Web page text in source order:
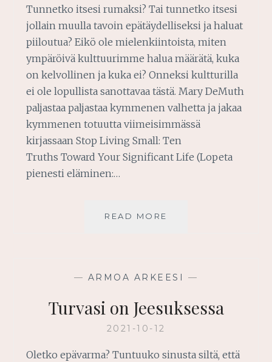
Tunnetko itsesi rumaksi? Tai tunnetko itsesi
jollain muulla tavoin epätäydelliseksi ja haluat
piiloutua? Eikö ole mielenkiintoista, miten
ympäröivä kulttuurimme halua määrätä, kuka
on kelvollinen ja kuka ei? Onneksi kultturilla
ei ole lopullista sanottavaa tästä. Mary DeMuth
paljastaa paljastaa kymmenen valhetta ja jakaa
kymmenen totuutta viimeisimmässä
kirjassaan Stop Living Small: Ten
Truths Toward Your Significant Life (Lopeta
pienesti eläminen:…
READ MORE
— ARMOA ARKEESI —
Turvasi on Jeesuksessa
2021-10-12
Oletko epävarma? Tuntuuko sinusta siltä, että